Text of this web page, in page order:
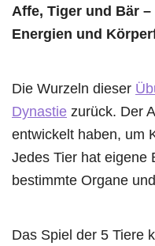
Affe, Tiger und Bär
Energien und
Die Wurzeln dieser
Dynastie zurück. Der
entwickelt haben, um
Jedes Tier hat eigene
bestimmte Organe
Das Spiel der 5 Tiere